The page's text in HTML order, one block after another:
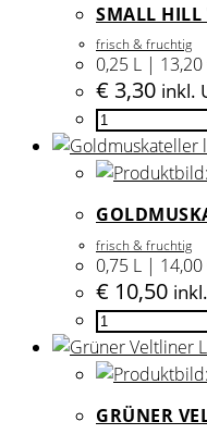
SMALL HILL
frisch & fruchtig
0,25 L |
€ 3,30 inkl.
Small
HILL
White
quantity
frisch & fruchtig
0,75 L |
€ 10,50
lieblich
2025
quantity
GRÜNER